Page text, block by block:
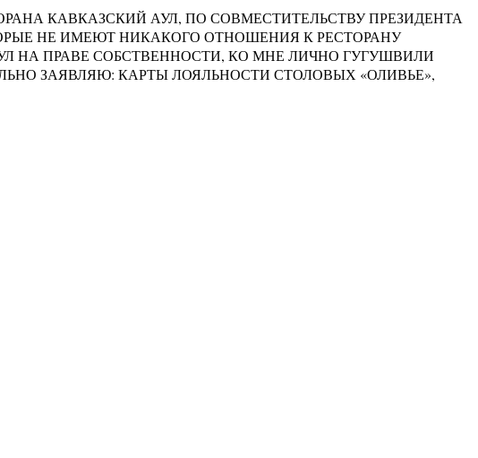
КАВКАЗСКИЙ АУЛ, ПО СОВМЕСТИТЕЛЬСТВУ ПРЕЗИДЕНТА
НЕ ИМЕЮТ НИКАКОГО ОТНОШЕНИЯ К РЕСТОРАНУ
НА ПРАВЕ СОБСТВЕННОСТИ, КО МНЕ ЛИЧНО ГУГУШВИЛИ
ЗАЯВЛЯЮ: КАРТЫ ЛОЯЛЬНОСТИ СТОЛОВЫХ «ОЛИВЬЕ»,